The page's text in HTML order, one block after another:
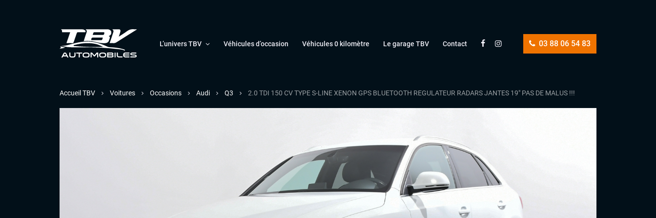
03 88 06 54 83
L’univers TBV Véhicules d’occasion Véhicules 0 kilomètre Le garage TBV Contact
Accueil TBV Voitures Occasions Audi Q3 2.0 TDI 150 CV TYPE S-LINE XENON GPS BLUETOOTH REGULATEUR RADARS JANTES 19″ PAS DE MALUS !!!